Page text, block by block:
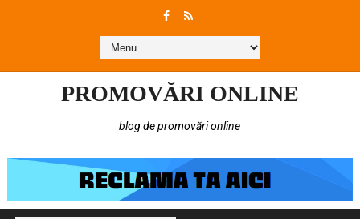
PROMOVĂRI ONLINE
blog de promovări online